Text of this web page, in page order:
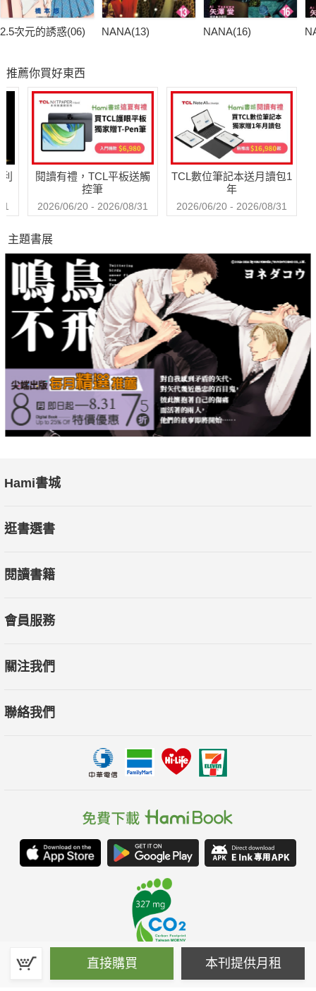
2.5次元的誘惑(06) NANA(13) NANA(16)
推薦你買好東西
閱讀有禮，TCL平板送觸
控筆
2026/06/20 - 2026/08/31
TCL數位筆記本送月讀包1
年
2026/06/20 - 2026/08/31
直接購買 本刊提供月租
主題書展
Hami書城
逛書選書
閱讀書籍
會員服務
關注我們
聯絡我們